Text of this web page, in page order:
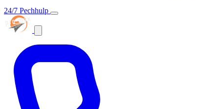
24/7 Pechhulp